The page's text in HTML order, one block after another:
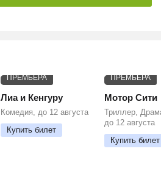
ПРЕМЬЕРА
Лиа и Кенгуру
Комедия, до 12 августа
Купить билет
ПРЕМЬЕРА
Мотор Сити
Триллер,
до 12 августа
Купить билет